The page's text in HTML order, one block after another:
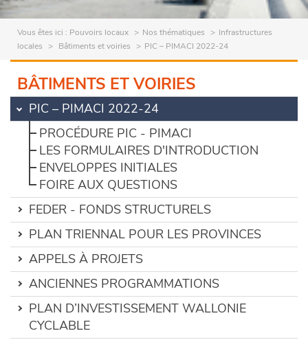
Vous êtes ici : Pouvoirs locaux Nos thématiques
Infrastructures
locales
Bâtiments et voiries PIC – PIMACI 2022-24
BÂTIMENTS ET VOIRIES
PIC – PIMACI 2022-24
PROCÉDURE PIC - PIMACI
LES FORMULAIRES D'INTRODUCTION
ENVELOPPES INITIALES
FOIRE AUX QUESTIONS
FEDER - FONDS STRUCTURELS
PLAN TRIENNAL POUR LES PROVINCES
APPELS À PROJETS
ANCIENNES PROGRAMMATIONS
PLAN D’INVESTISSEMENT WALLONIE
CYCLABLE